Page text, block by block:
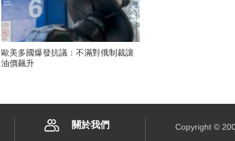
歐美多國爆發抗議：不滿對俄制裁讓
油價飆升
關於我們 Copyright ©